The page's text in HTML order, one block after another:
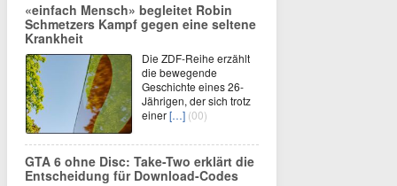
«einfach Mensch» begleitet Robin
Schmetzers Kampf gegen eine seltene
Krankheit
Die ZDF-Reihe erzählt
die bewegende
Geschichte eines 26-
Jährigen, der sich trotz
einer[…] (00)
GTA 6 ohne Disc: Take-Two erklärt die
Entscheidung für Download-Codes